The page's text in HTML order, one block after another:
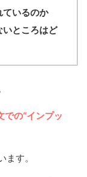
ているのか
ところはど
での“インプッ
す。